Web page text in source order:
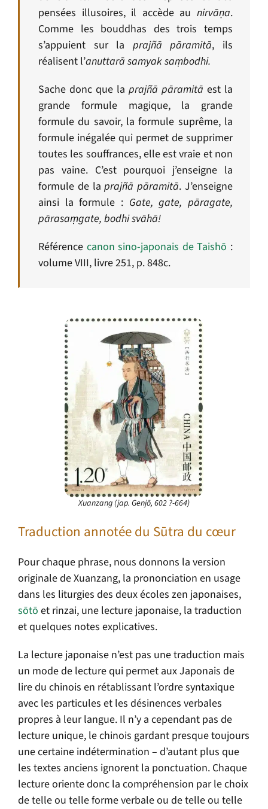
pensées illusoires, il accède aunirvāṇa.
Comme les bouddhas des trois temps
s’appuient sur la prajñā pāramitā, ils
réalisent l’anuttarā samyak saṃbodhi.
Sache donc que laprajñā pāramitā est la
grande formule magique, la grande
formule du savoir, la formule suprême, la
formule inégalée qui permet de supprimer
toutes les souffrances, elle est vraie et non
pas vaine. C’est pourquoi j’enseigne la
formule de laprajñā pāramitā. J’enseigne
ainsi la formule : Gate, gate, pāragate,
pārasaṃgate, bodhi svāhā!
Référence canon sino-japonais de Taishō :
volume VIII, livre 251, p. 848c.
Xuanzang (jap. Genjō, 602 ?-664)
Traduction annotée du Sūtra du cœur
Pour chaque phrase, nous donnons la version
originale de Xuanzang, la prononciation en usage
dans les liturgies des deux écoles zen japonaises,
sōtō et rinzai, une lecture japonaise, la traduction
et quelques notes explicatives.
La lecture japonaise n’est pas une traduction mais
un mode de lecture qui permet aux Japonais de
lire du chinois en rétablissant l’ordre syntaxique
avec les particules et les désinences verbales
propres à leur langue. Il n’y a cependant pas de
lecture unique, le chinois gardant presque toujours
une certaine indétermination – d’autant plus que
les textes anciens ignorent la ponctuation. Chaque
lecture oriente donc la compréhension par le choix
de telle ou telle forme verbale ou de telle ou telle